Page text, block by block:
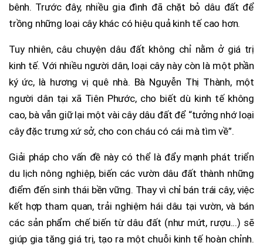
bênh. Trước đây, nhiều gia đình đã chặt bỏ dâu đất để
trồng những loại cây khác có hiệu quả kinh tế cao hơn.
Tuy nhiên, câu chuyện dâu đất không chỉ nằm ở giá trị
kinh tế. Với nhiều người dân, loại cây này còn là một phần
ký ức, là hương vị quê nhà. Bà Nguyễn Thị Thành, một
người dân tại xã Tiên Phước, cho biết dù kinh tế không
cao, bà vẫn giữ lại một vài cây dâu đất để “tưởng nhớ loại
cây đặc trưng xứ sở, cho con cháu có cái mà tìm về”.
Giải pháp cho vấn đề này có thể là đẩy mạnh phát triển
du lịch nông nghiệp, biến các vườn dâu đất thành những
điểm đến sinh thái bền vững. Thay vì chỉ bán trái cây, việc
kết hợp tham quan, trải nghiệm hái dâu tại vườn, và bán
các sản phẩm chế biến từ dâu đất (như mứt, rượu...) sẽ
giúp gia tăng giá trị, tạo ra một chuỗi kinh tế hoàn chỉnh.